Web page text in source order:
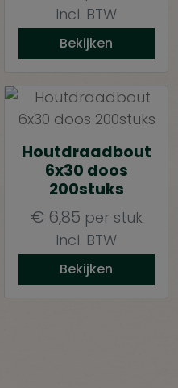
Incl. BTW
Bekijken
Houtdraadbout
6x30 doos
200stuks
€ 6,85 per stuk
Incl. BTW
Bekijken